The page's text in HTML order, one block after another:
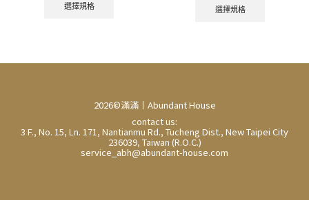
選擇規格 選擇規格
2026©滿滿丨Abundant House
contact us:
3 F., No. 15, Ln. 171, Nantianmu Rd., Tucheng Dist., New Taipei City
236039, Taiwan (R.O.C.)
service_abh@abundant-house.com